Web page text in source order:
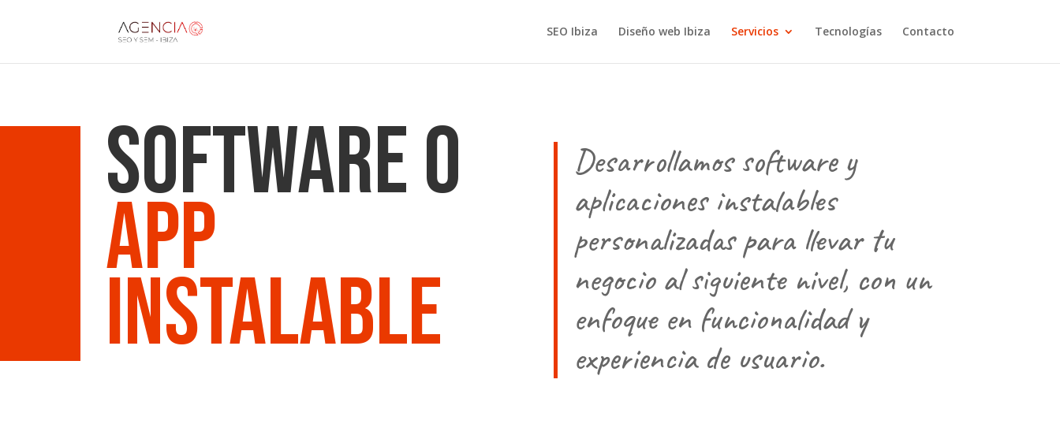
SEO Ibiza Diseño web Ibiza Servicios Tecnologías Contacto
Software o
App
Instalable
Desarrollamos software y
aplicaciones instalables
personalizadas para llevar tu
negocio al siguiente nivel, con un
enfoque en funcionalidad y
experiencia de usuario.